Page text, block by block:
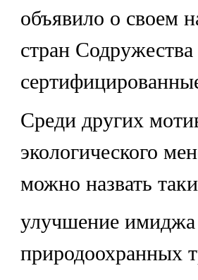
объявило о своем
стран
Среди других
экологического
можно назвать
улучшение
природоохранных